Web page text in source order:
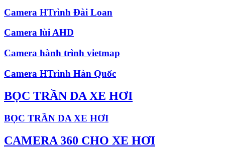
Camera HTrình Đài Loan
Camera lùi AHD
Camera hành trình vietmap
Camera HTrình Hàn Quốc
BỌC TRẦN DA XE HƠI
BỌC TRẦN DA XE HƠI
CAMERA 360 CHO XE HƠI